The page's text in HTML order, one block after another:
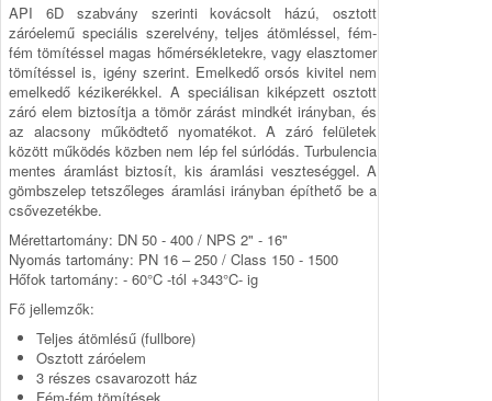
API 6D szabvány szerinti kovácsolt házú, osztott
záróelemű speciális szerelvény, teljes átömléssel, fém-
fém tömítéssel magas hőmérsékletekre, vagy elasztomer
tömítéssel is, igény szerint. Emelkedő orsós kivitel nem
emelkedő kézikerékkel. A speciálisan kiképzett osztott
záró elem biztosítja a tömör zárást mindkét irányban, és
az alacsony működtető nyomatékot. A záró felületek
között működés közben nem lép fel súrlódás. Turbulencia
mentes áramlást biztosít, kis áramlási veszteséggel. A
gömbszelep tetszőleges áramlási irányban építhető be a
csővezetékbe.
Mérettartomány: DN 50 - 400 / NPS 2" - 16"
Nyomás tartomány: PN 16 – 250 / Class 150 - 1500
Hőfok tartomány: - 60°C -tól +343°C- ig
Fő jellemzők:
Teljes átömlésű (fullbore)
Osztott záróelem
3 részes csavarozott ház
Fém-fém tömítések